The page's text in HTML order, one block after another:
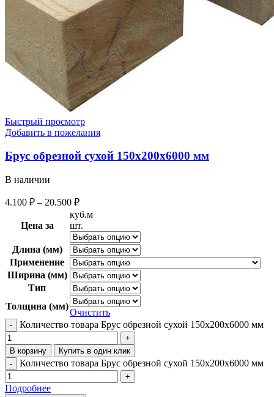
Быстрый просмотр
Добавить в пожелания
Брус обрезной сухой 150х200х6000 мм
В наличии
4.100 ₽ – 20.500 ₽
Цена за
куб.м
шт.
Длина (мм)
Применение
Ширина (мм)
Тип
Толщина (мм)
Очистить
Количество товара Брус обрезной сухой 150х200х6000 мм
В корзину Купить в один клик
Количество товара Брус обрезной сухой 150х200х6000 мм
Подробнее